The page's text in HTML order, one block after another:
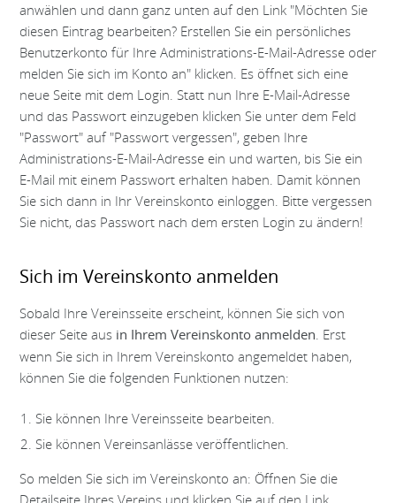
anwählen und dann ganz unten auf den Link "Möchten Sie
diesen Eintrag bearbeiten? Erstellen Sie ein persönliches
Benutzerkonto für Ihre Administrations-E-Mail-Adresse oder
melden Sie sich im Konto an" klicken. Es öffnet sich eine
neue Seite mit dem Login. Statt nun Ihre E-Mail-Adresse
und das Passwort einzugeben klicken Sie unter dem Feld
"Passwort" auf "Passwort vergessen", geben Ihre
Administrations-E-Mail-Adresse ein und warten, bis Sie ein
E-Mail mit einem Passwort erhalten haben. Damit können
Sie sich dann in Ihr Vereinskonto einloggen. Bitte vergessen
Sie nicht, das Passwort nach dem ersten Login zu ändern!
Sich im Vereinskonto anmelden
Sobald Ihre Vereinsseite erscheint, können Sie sich von
dieser Seite aus in Ihrem Vereinskonto anmelden. Erst
wenn Sie sich in Ihrem Vereinskonto angemeldet haben,
können Sie die folgenden Funktionen nutzen:
Sie können Ihre Vereinsseite bearbeiten.
Sie können Vereinsanlässe veröffentlichen.
So melden Sie sich im Vereinskonto an: Öffnen Sie die